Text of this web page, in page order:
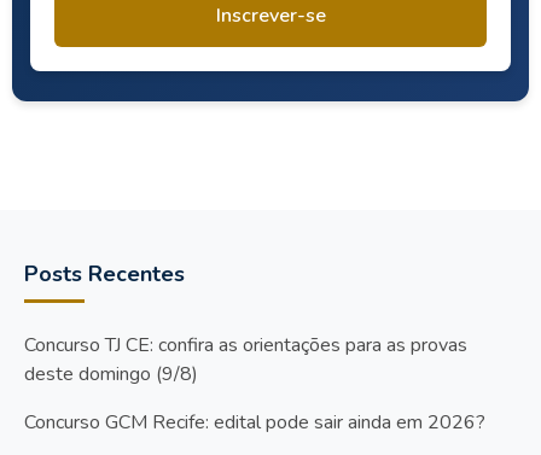
Inscrever-se
Posts Recentes
Concurso TJ CE: confira as orientações para as provas
deste domingo (9/8)
Concurso GCM Recife: edital pode sair ainda em 2026?